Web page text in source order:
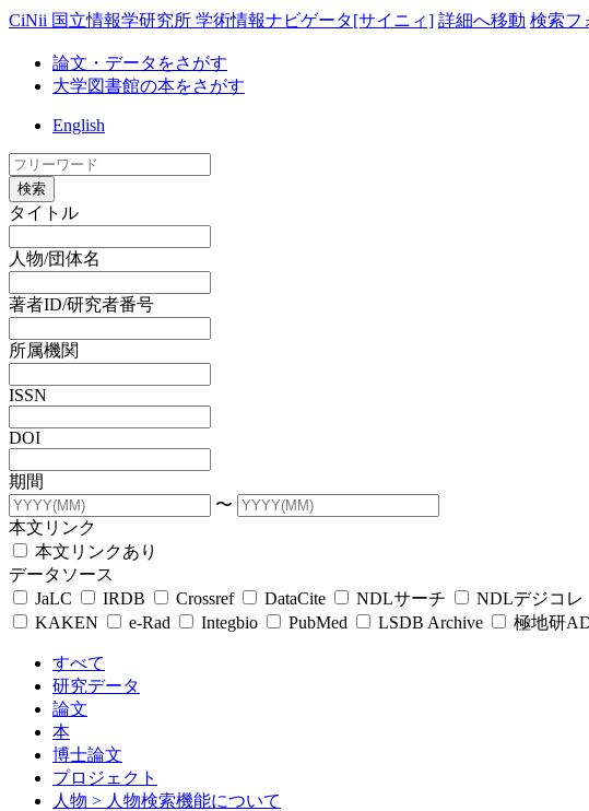
CiNii 国立情報学研究所 学術情報ナビゲータ[サイニィ] 詳細へ移動 検索フ
論文・データをさがす
大学図書館の本をさがす
English
検索
タイトル
人物/団体名
著者ID/研究者番号
所属機関
ISSN
DOI
期間
〜
本文リンク
本文リンクあり
データソース
JaLC
IRDB Crossref DataCite NDLサーチ NDLデジコレ
KAKEN
e-Rad Integbio PubMed LSDB Archive 極地研
すべて
研究データ
論文
本
博士論文
プロジェクト
人物 > 人物検索機能について